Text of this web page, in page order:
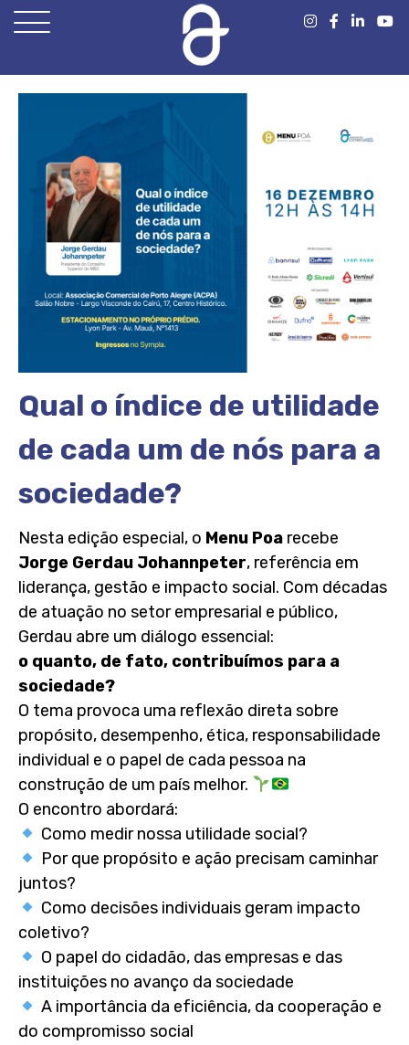
Open
Qual o índice de utilidade
de cada um de nós para a
sociedade?
Nesta edição especial, o Menu Poa recebe
Jorge Gerdau Johannpeter, referência em
liderança, gestão e impacto social. Com décadas
de atuação no setor empresarial e público,
Gerdau abre um diálogo essencial:
o quanto, de fato, contribuímos para a
sociedade?
O tema provoca uma reflexão direta sobre
propósito, desempenho, ética, responsabilidade
individual e o papel de cada pessoa na
construção de um país melhor.
O encontro abordará:
Como medir nossa utilidade social?
Por que propósito e ação precisam caminhar
juntos?
Como decisões individuais geram impacto
coletivo?
O papel do cidadão, das empresas e das
instituições no avanço da sociedade
A importância da eficiência, da cooperação e
do compromisso social